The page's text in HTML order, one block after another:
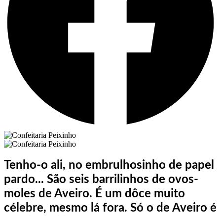
Tenho-o ali, no embrulhosinho de papel
pardo... São seis barrilinhos de ovos-
moles de Aveiro. É um dôce muito
célebre, mesmo lá fora. Só o de Aveiro é